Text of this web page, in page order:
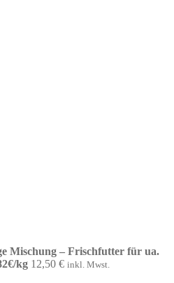
Mischung – Frischfutter für ua.
kg 12,50 € inkl. Mwst.